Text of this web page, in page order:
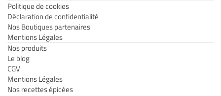
Politique de cookies
Déclaration de confidentialité
Nos Boutiques partenaires
Mentions Légales
Nos produits
Le blog
CGV
Mentions Légales
Nos recettes épicées